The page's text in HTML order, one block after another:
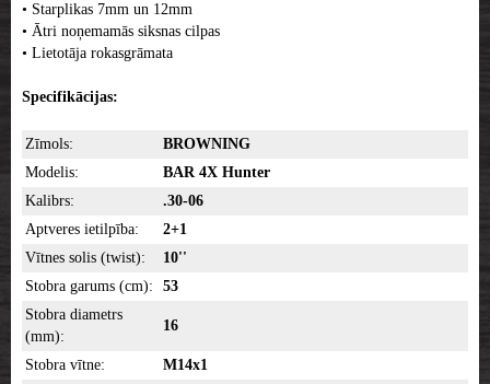
• Starplikas 7mm un 12mm
• Ātri noņemamās siksnas cilpas
• Lietotāja rokasgrāmata
Specifikācijas:
Zīmols:
BROWNING
Modelis:
BAR 4X Hunter
Kalibrs:
.30-06
Aptveres ietilpība:
2+1
Vītnes solis (twist):
10''
Stobra garums (cm):
53
Stobra diametrs
(mm):
16
Stobra vītne:
M14x1